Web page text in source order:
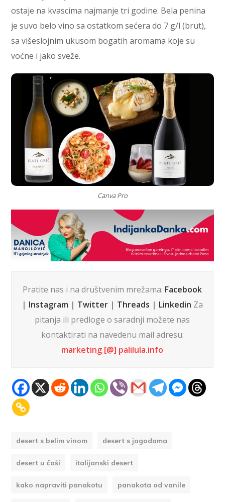
ostaje na kvascima najmanje tri godine. Bela penina
je suvo belo vino sa ostatkom sećera do 7 g/l (brut),
sa višeslojnim ukusom bogatih aromama koje su
voćne i jako sveže.
Canva Pro
Pratite nas i na društvenim mrežama: Facebook
| Instagram | Twitter | Threads | Linkedin Za
pitanja ili predloge o saradnji možete nas
kontaktirati na navedenu mail adresu:
marketing [@] palilula.info
desert s belim vinom desert s jagodama
desert u čaši italijanski desert
kako napraviti panakotu panakota od vanile